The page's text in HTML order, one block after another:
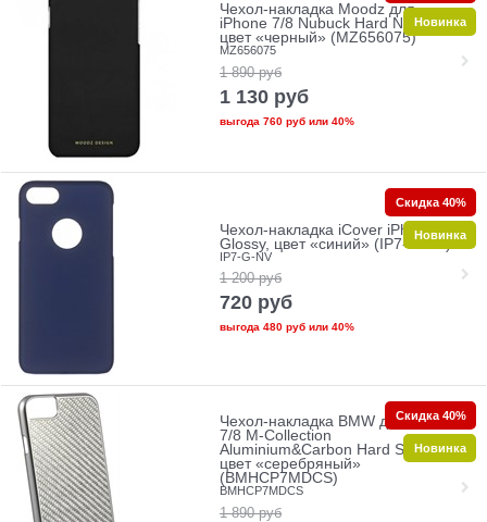
Чехол-накладка Moodz для
iPhone 7/8 Nubuck Hard Notte,
цвет «черный» (MZ656075)
MZ656075
1 890 руб
1 130 руб
выгода 760 рубили 40%
Новинка
Чехол-накладка iCover iPhone 7/8
Glossy, цвет «синий» (IP7-G-NV)
IP7-G-NV
1 200 руб
720 руб
выгода 480 рубили 40%
Скидка 40%
Новинка
Чехол-накладка BMW для iPhone
7/8 M-Collection
Aluminium&Carbon Hard Silver,
цвет «серебряный»
(BMHCP7MDCS)
BMHCP7MDCS
1 890 руб
Скидка 40%
Новинка